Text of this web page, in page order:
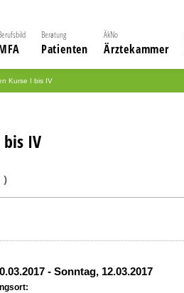
Beratung
Patienten
ÄkNo
Ärztekammer
Kurse I bis IV
IV
)
- Sonntag, 12.03.2017